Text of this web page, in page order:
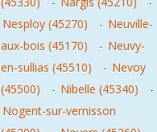
Nesploy (45270)
- Neuville-
aux-bois (45170)
- Neuvy-
en-sullias (45510)
- Nevoy
(45500)
- Nibelle (45340)
-
Nogent-sur-vernisson